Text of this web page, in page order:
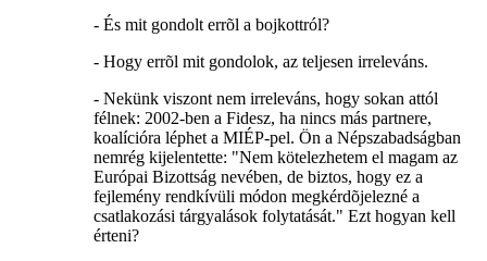
- És mit gondolt errõl a bojkottról?
- Hogy errõl mit gondolok, az teljesen irreleváns.
- Nekünk viszont nem irreleváns, hogy sokan attól
félnek: 2002-ben a Fidesz, ha nincs más partnere,
koalícióra léphet a MIÉP-pel. Ön a Népszabadságban
nemrég kijelentette: "Nem kötelezhetem el magam az
Európai Bizottság nevében, de biztos, hogy ez a
fejlemény rendkívüli módon megkérdõjelezné a
csatlakozási tárgyalások folytatását." Ezt hogyan kell
érteni?